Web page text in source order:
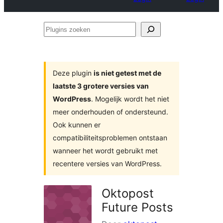
Plugins
Deze plugin is niet getest met de
laatste 3 grotere versies van
WordPress. Mogelijk wordt het niet
meer onderhouden of ondersteund.
Ook kunnen er
compatibiliteitsproblemen ontstaan
wanneer het wordt gebruikt met
recentere versies van WordPress.
Oktopost
Future Posts